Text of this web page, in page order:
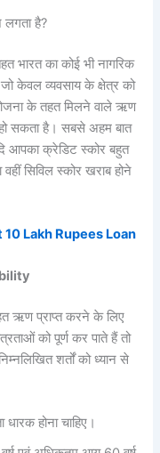
लगता है?
भारत का कोई भी नागरिक
केवल व्यवसाय के क्षेत्र को
के तहत मिलने वाले ऋण
सकता है। सबसे अहम बात
आपका क्रेडिट स्कोर बहुत
सिविल स्कोर खराब होने
Lakh Rupees Loan
ऋण प्राप्त करने के लिए
को पूर्ण कर पाते हैं तो
शर्तों को ध्यान से
होना चाहिए।